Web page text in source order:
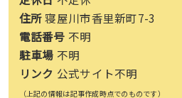
住所寝屋川市香里新町7-3
電話番号 不明
駐車場 不明
リンク 公式サイト不明
（上記の情報は記事作成時点でのものです）